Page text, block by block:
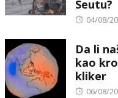
Seutu?
Posted
04/08/
Da li
kao
kliker
Posted
06/08/